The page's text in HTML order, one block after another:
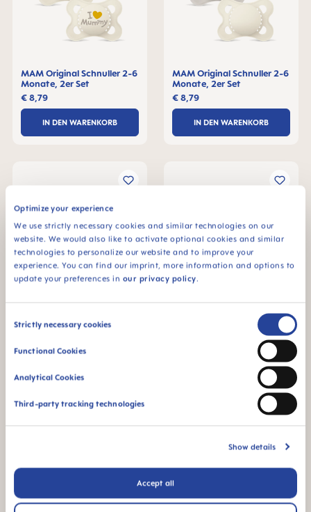
Optimize your experience
We use strictly necessary cookies and similar technologies on our
website. We would also like to activate optional cookies and similar
technologies to personalize our website and to improve your
experience. You can find our imprint, more information and options to
update your preferences in our privacy policy.
Consent
Strictly necessary cookies
Functional Cookies
Analytical Cookies
Third-party tracking technologies
Show details
Accept all
MAM Original Schnuller 2-6
Monate, 2er Set
€ 8,79
IN DEN WARENKORB
MAM Original Schnuller 2-6
Monate, 2er Set
€ 8,79
IN DEN WARENKORB
MAM Original Schnuller 6+
€ 8,79
IN DEN WARENKORB
MAM Original Schnuller 0-2
IN DEN WARENKORB